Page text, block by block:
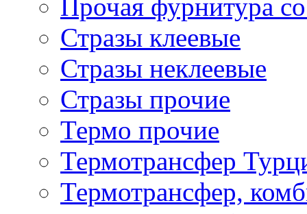
Прочая фурнитура
Стразы клеевые
Стразы неклеевые
Стразы прочие
Термо прочие
Термотрансфер
Термотрансфер,